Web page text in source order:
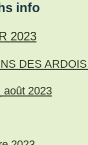
info
2023
DES
août 2023